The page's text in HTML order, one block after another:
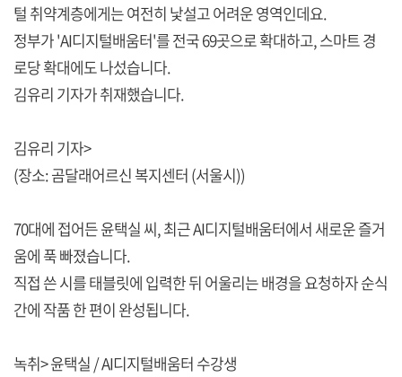
털 취약계층에게는 여전히 낯설고 어려운 영역인데요.
정부가 'AI디지털배움터'를 전국 69곳으로 확대하고, 스마트 경
로당 확대에도 나섰습니다.
김유리 기자가 취재했습니다.
김유리 기자>
(장소: 곰달래어르신 복지센터 (서울시))
70대에 접어든 윤택실 씨, 최근 AI디지털배움터에서 새로운 즐거
움에 푹 빠졌습니다.
직접 쓴 시를 태블릿에 입력한 뒤 어울리는 배경을 요청하자 순식
간에 작품 한 편이 완성됩니다.
녹취> 윤택실 / AI디지털배움터 수강생